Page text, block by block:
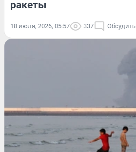
ракеты
18 июля, 2026, 05:57 337 Обсудить